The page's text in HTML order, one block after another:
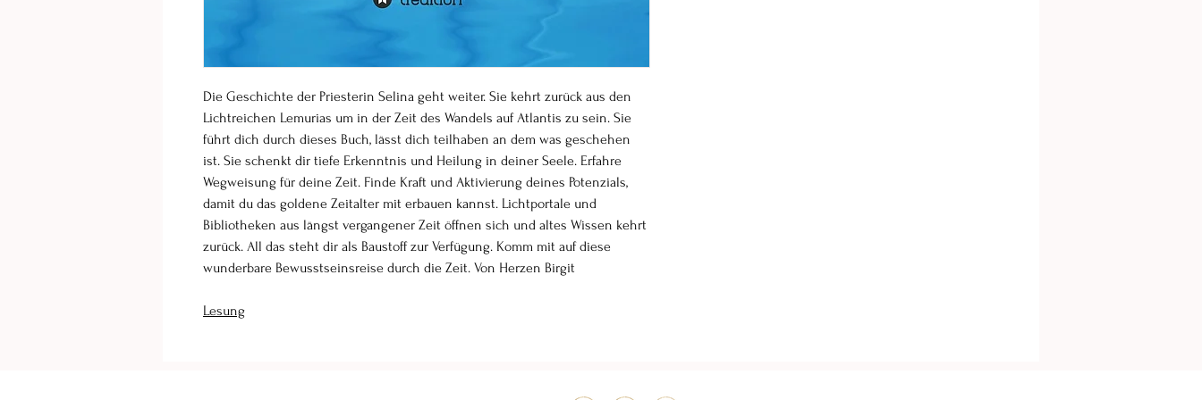
Die Geschichte der Priesterin Selina geht weiter. Sie kehrt zurück aus den
Lichtreichen Lemurias um in der Zeit des Wandels auf Atlantis zu sein. Sie
führt dich durch dieses Buch, lässt dich teilhaben an dem was geschehen
ist. Sie schenkt dir tiefe Erkenntnis und Heilung in deiner Seele. Erfahre
Wegweisung für deine Zeit. Finde Kraft und Aktivierung deines Potenzials,
damit du das goldene Zeitalter mit erbauen kannst. Lichtportale und
Bibliotheken aus längst vergangener Zeit öffnen sich und altes Wissen kehrt
zurück. All das steht dir als Baustoff zur Verfügung. Komm mit auf diese
wunderbare Bewusstseinsreise durch die Zeit. Von Herzen Birgit
Lesung